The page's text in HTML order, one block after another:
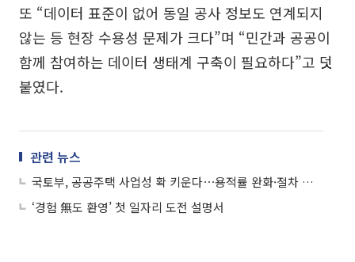
또 “데이터 표준이 없어 동일 공사 정보도 연계되지
않는 등 현장 수용성 문제가 크다”며 “민간과 공공이
함께 참여하는 데이터 생태계 구축이 필요하다”고 덧
붙였다.
관련 뉴스
국토부, 공공주택 사업성 확 키운다⋯용적률 완화·절차 단축 ‘투트랙’
‘경험 無도 환영’ 첫 일자리 도전 설명서